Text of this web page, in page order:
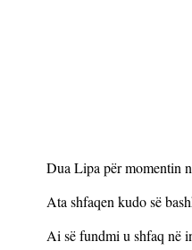
Dua Lipa për momentin
Ata shfaqen kudo së
Ai së fundmi u shfaq në